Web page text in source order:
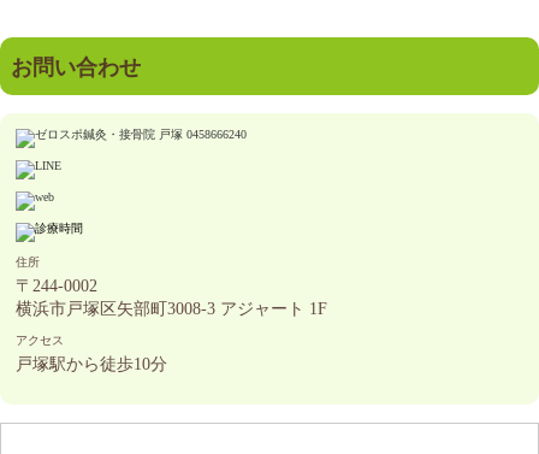
お問い合わせ
住所
〒244-0002
横浜市戸塚区矢部町3008-3 アジャート 1F
アクセス
戸塚駅から徒歩10分